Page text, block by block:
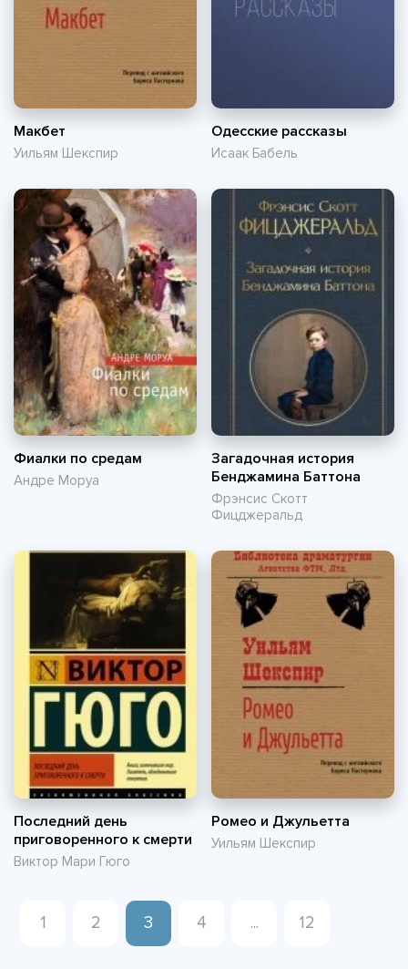
Макбет
Уильям Шекспир
Одесские рассказы
Исаак Бабель
Фиалки по средам
Андре Моруа
Загадочная история
Бенджамина Баттона
Фрэнсис Скотт
Фицджеральд
Последний день
приговоренного к смерти
Виктор Мари Гюго
Ромео и Джульетта
Уильям Шекспир
1 2 3 4 ... 12